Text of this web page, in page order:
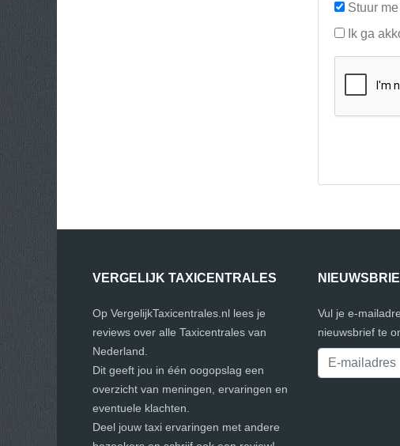
Stuur
Ik ga
VERGELIJK TAXICENTRALES
Op VergelijkTaxicentrales.nl lees je
reviews over alle Taxicentrales van
Nederland.
Dit geeft jou in één oogopslag een
overzicht van meningen, ervaringen en
eventuele klachten.
Deel jouw taxi ervaringen met andere
Vul je e-
nieuwsbrief te